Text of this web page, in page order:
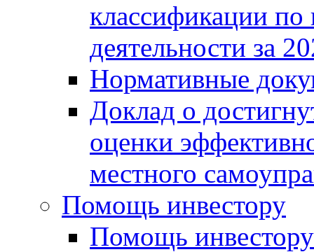
классификации
деятельности за
Нормативные
Доклад о
оценки
местного
Помощь инвестору
Помощь инвестору